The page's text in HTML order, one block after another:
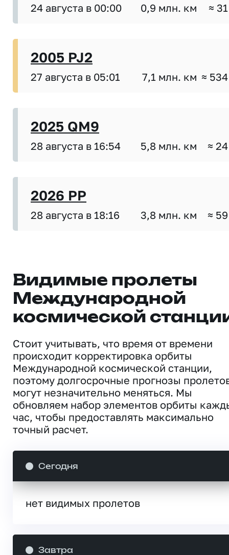
24 августа в 00:00 0,9 млн. км ≈
2005 PJ2
27 августа в 05:01 7,1 млн. км ≈
2025 QM9
28 августа в 16:54 5,8 млн. км ≈
2026 PP
28 августа в 18:16 3,8 млн. км ≈
Видимые пролеты
Международной
космической
Стоит учитывать, что время от времени
происходит корректировка орбиты
Международной космической станции,
поэтому долгосрочные прогнозы
могут незначительно меняться. Мы
обновляем набор элементов орбиты
час, чтобы предоставлять максимально
точный расчет.
Сегодня
нет видимых пролетов
Завтра